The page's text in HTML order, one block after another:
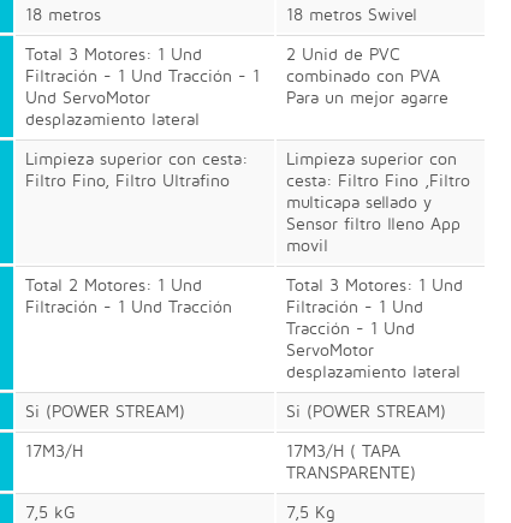
18 metros
18 metros Swivel
Total 3 Motores: 1 Und
Filtración - 1 Und Tracción - 1
Und ServoMotor
desplazamiento lateral
2 Unid de PVC
combinado con PVA
Para un mejor agarre
Limpieza superior con cesta:
Filtro Fino, Filtro Ultrafino
Limpieza superior con
cesta: Filtro Fino ,Filtro
multicapa sellado y
Sensor filtro lleno App
movil
Total 2 Motores: 1 Und
Filtración - 1 Und Tracción
Total 3 Motores: 1 Und
Filtración - 1 Und
Tracción - 1 Und
ServoMotor
desplazamiento lateral
Si (POWER STREAM)
Si (POWER STREAM)
17M3/H
17M3/H ( TAPA
TRANSPARENTE)
7,5 kG
7,5 Kg